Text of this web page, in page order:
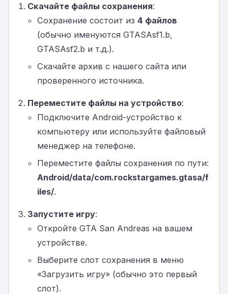
Скачайте файлы сохранения:
Сохранение состоит из4 файлов
(обычно именуются GTASAsf1.b,
GTASAsf2.b и т.д.).
Скачайте архив с нашего сайта или
проверенного источника.
Переместите файлы на устройство:
Подключите Android-устройство к
компьютеру или используйте файловый
менеджер на телефоне.
Переместите файлы сохранения по пути:
Android/data/com.rockstargames.gtasa/f
iles/.
Запустите игру:
Откройте GTA San Andreas на вашем
устройстве.
Выберите слот сохранения в меню
«Загрузить игру» (обычно это первый
слот).